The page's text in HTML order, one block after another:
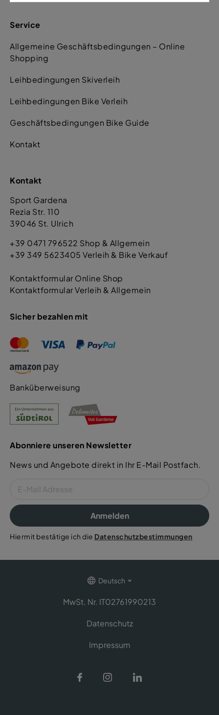
Service
Allgemeine Geschäftsbedingungen – Online
Shopping
Leihbedingungen Skiverleih
Leihbedingungen Bike Verleih
Geschäftsbedingungen Bike Guide
Kontakt
Kontakt
Sport Gardena
Rezia Str. 110
39046 St. Ulrich
+39 0471 796522 Shop & Allgemein
+39 349 5623405 Verleih & Bike Verkauf
Kontaktformular Online Shop
Kontaktformular Verleih & Allgemein
Sicher bezahlen mit
Banküberweisung
Abonniere unseren Newsletter
News und Angebote direkt in Ihr E-Mail Postfach.
Anmelden
Hiermit bestätige ich die Datenschutzbestimmungen
Deutsch
MwSt. Nr. IT02761990213
Datenschutz
Impressum